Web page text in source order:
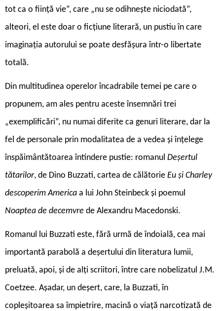
tot ca o ființă vie“, care „nu se odihnește niciodată“,
alteori, el este doar o ficțiune literară, un pustiu în care
imaginația autorului se poate desfășura într-o libertate
totală.
Din multitudinea operelor încadrabile temei pe care o
propunem, am ales pentru aceste însemnări trei
„exemplificări“, nu numai diferite ca genuri literare, dar la
fel de personale prin modalitatea de a vedea și înțelege
înspăimântătoarea întindere pustie: romanul Deșertul
tătarilor, de Dino Buzzati, cartea de călătorie Eu și Charley
descoperim America a lui John Steinbeck și poemul
Noaptea de decemvre de Alexandru Macedonski.
Romanul lui Buzzati este, fără urmă de îndoială, cea mai
importantă parabolă a deșertului din literatura lumii,
preluată, apoi, și de alți scriitori, între care nobelizatul J.M.
Coetzee. Așadar, un deșert, care, la Buzzati, în
copleșitoarea sa împietrire, macină o viață narcotizată de